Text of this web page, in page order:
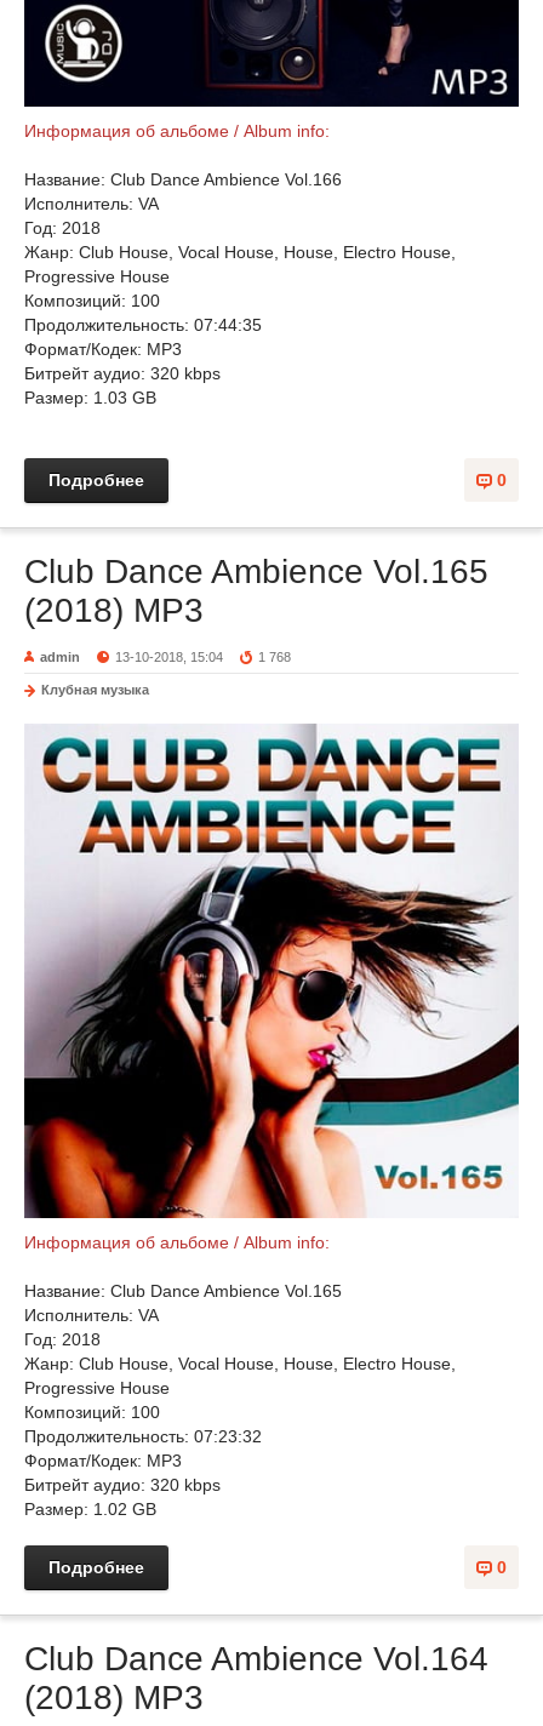
Информация об альбоме / Album info:
Название: Club Dance Ambience Vol.166
Исполнитель: VA
Год: 2018
Жанр: Club House, Vocal House, House, Electro House,
Progressive House
Композиций: 100
Продолжительность: 07:44:35
Формат/Кодек: MP3
Битрейт аудио: 320 kbps
Размер: 1.03 GB
0
Подробнее
Club Dance Ambience Vol.165
(2018) MP3
admin 13-10-2018, 15:04 1 768
Клубная музыка
Информация об альбоме / Album info:
Название: Club Dance Ambience Vol.165
Исполнитель: VA
Год: 2018
Жанр: Club House, Vocal House, House, Electro House,
Progressive House
Композиций: 100
Продолжительность: 07:23:32
Формат/Кодек: MP3
Битрейт аудио: 320 kbps
Размер: 1.02 GB
0
Подробнее
Club Dance Ambience Vol.164
(2018) MP3